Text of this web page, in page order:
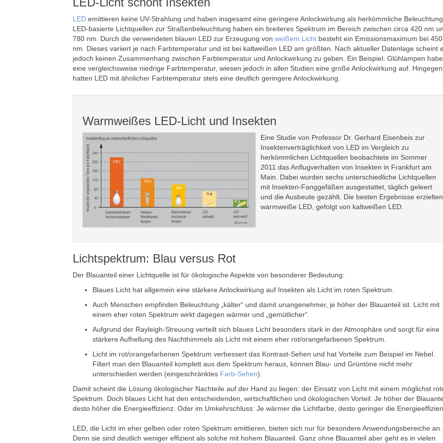
LED emittieren keine UV-Strahlung und haben insgesamt eine geringere Anlockwirkung als herkömmliche
LED-basierte Lichtquellen zur Straßenbeleuchtung haben ein breiteres Spektrum im Bereich zwischen circa 420 nm
780 nm. Durch die verwendeten blauen LED zur Erzeugung von weißem Licht besteht ein Emissionsmaximum bei 450
nm. Dieses variiert je nach Farbtemperatur und ist bei kaltweißen LED am größten. Nach aktueller Datenlage scheint
jedoch keinen Zusammenhang zwischen Farbtemperatur und Anlockwirkung zu geben. Ein Beispiel: Glühlampen
eine vergleichsweise niedrige Farbtemperatur, wiesen jedoch in allen Studien eine große Anlockwirkung auf. Hingegen
hatten LED mit ähnlicher Farbtemperatur stets eine deutlich geringere Anlockwirkung.
Warmweißes LED-Licht und Insekten
Eine Studie von Professor Dr. Gerhard Eisenbeis zur
Insektenverträglichkeit von LED im Vergleich zu
herkömmlichen Lichtquellen beobachtete im Sommer
2011 das Anflugverhalten von Insekten in Frankfurt am
Main. Dabei wurden sechs unterschiedliche Lichtquellen
mit Insekten-Fanggefäßen ausgestattet, täglich geleert
und die Ausbeute gezählt. Die besten Ergebnisse erzielten
warmweiße LED, gefolgt von kaltweißen LED.
Lichtspektrum: Blau versus Rot
Der Blauanteil einer Lichtquelle ist für ökologische Aspekte von besonderer Bedeutung:
Blaues Licht hat allgemein eine stärkere Anlockwirkung auf Insekten als Licht im roten Spektrum.
Auch Menschen empfinden Beleuchtung „kälter“ und damit unangenehmer, je höher der Blauanteil ist. Licht mit
einem eher roten Spektrum wirkt dagegen wärmer und „gemütlicher“.
Aufgrund der Rayleigh-Streuung verteilt sich blaues Licht besonders stark in der Atmosphäre und sorgt für eine
stärkere Aufhellung des Nachthimmels als Licht mit einem eher rot/orangefarbenen Spektrum.
Licht im rot/orangefarbenen Spektrum verbessert das Kontrast-Sehen und hat Vorteile zum Beispiel im Nebel.
Filtert man den Blauanteil komplett aus dem Spektrum heraus, können Blau- und Grüntöne nicht mehr
unterschieden werden (eingeschränktes Farb-Sehen).
Damit scheint die Lösung ökologischer Nachteile auf der Hand zu liegen: der Einsatz von Licht mit einem möglichst
Spektrum. Doch blaues Licht hat den entscheidenden, wirtschaftlichen und ökologischen Vorteil: Je höher der
desto höher die Energieeffizienz. Oder im Umkehrschluss: Je wärmer die Lichtfarbe, desto geringer die
LED, die Licht im eher gelben oder roten Spektrum emittieren, bieten sich nur für besondere Anwendungsbereiche an.
Denn sie sind deutlich weniger effizient als solche mit hohem Blauanteil. Ganz ohne Blauanteil aber geht es in vielen